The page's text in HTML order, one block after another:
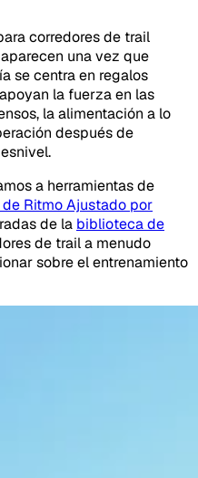
corredores de trail
una vez que
se centra en regalos
la fuerza en las
la alimentación a lo
después de
a herramientas de
Ritmo Ajustado por
de la biblioteca de
de trail a menudo
sobre el entrenamiento